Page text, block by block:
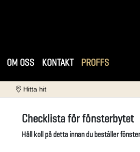
OM OSS KONTAKT PROFFS
Hitta hit
Checklista för fönsterbytet
Håll koll på detta innan du beställer